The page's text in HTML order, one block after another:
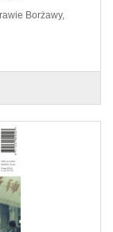
Borżawy,